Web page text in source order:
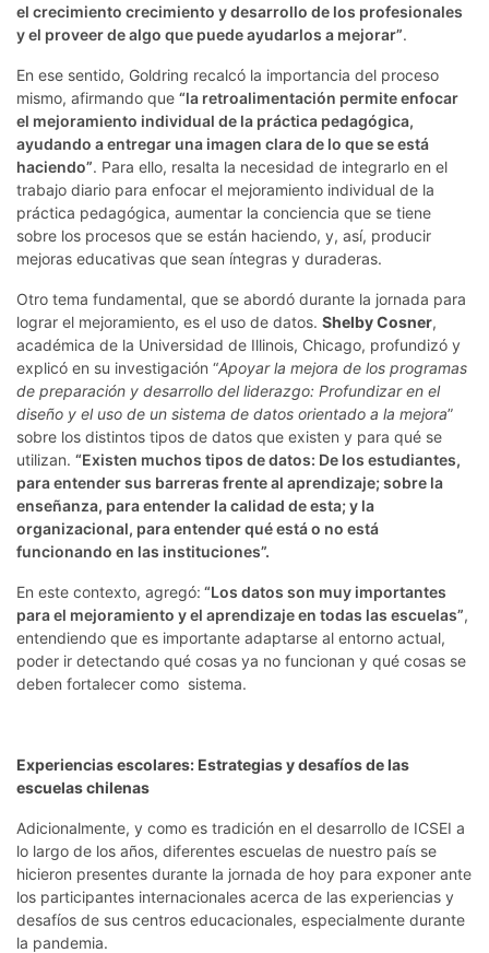
el crecimiento crecimiento y desarrollo de los profesionales
y el proveer de algo que puede ayudarlos a mejorar”.
En ese sentido, Goldring recalcó la importancia del proceso
mismo, afirmando que “la retroalimentación permite enfocar
el mejoramiento individual de la práctica pedagógica,
ayudando a entregar una imagen clara de lo que se está
haciendo”. Para ello, resalta la necesidad de integrarlo en el
trabajo diario para enfocar el mejoramiento individual de la
práctica pedagógica, aumentar la conciencia que se tiene
sobre los procesos que se están haciendo, y, así, producir
mejoras educativas que sean íntegras y duraderas.
Otro tema fundamental, que se abordó durante la jornada para
lograr el mejoramiento, es el uso de datos. Shelby Cosner,
académica de la Universidad de Illinois, Chicago, profundizó y
explicó en su investigación “Apoyar la mejora de los programas
de preparación y desarrollo del liderazgo: Profundizar en el
diseño y el uso de un sistema de datos orientado a la mejora”
sobre los distintos tipos de datos que existen y para qué se
utilizan. “Existen muchos tipos de datos: De los estudiantes,
para entender sus barreras frente al aprendizaje; sobre la
enseñanza, para entender la calidad de esta; y la
organizacional, para entender qué está o no está
funcionando en las instituciones”.
En este contexto, agregó: “Los datos son muy importantes
para el mejoramiento y el aprendizaje en todas las escuelas”,
entendiendo que es importante adaptarse al entorno actual,
poder ir detectando qué cosas ya no funcionan y qué cosas se
deben fortalecer como sistema.
Experiencias escolares: Estrategias y desafíos de las
escuelas chilenas
Adicionalmente, y como es tradición en el desarrollo de ICSEI a
lo largo de los años, diferentes escuelas de nuestro país se
hicieron presentes durante la jornada de hoy para exponer ante
los participantes internacionales acerca de las experiencias y
desafíos de sus centros educacionales, especialmente durante
la pandemia.